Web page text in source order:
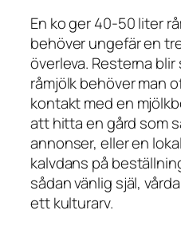
En ko ger 40-50 liter
behöver ungefär en
överleva. Resterna
råmjölk behöver man
kontakt med en
att hitta en gård som
annonser, eller en
kalvdans på
sådan vänlig själ,
ett kulturarv.